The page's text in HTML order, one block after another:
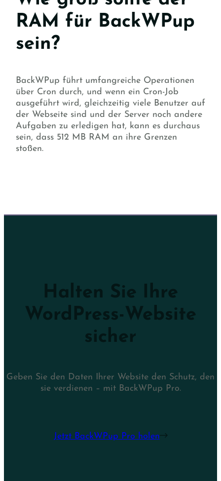
RAM für BackWPup
sein?
BackWPup führt umfangreiche Operationen
über Cron durch, und wenn ein Cron-Job
ausgeführt wird, gleichzeitig viele Benutzer auf
der Webseite sind und der Server noch andere
Aufgaben zu erledigen hat, kann es durchaus
sein, dass 512 MB RAM an ihre Grenzen
stoßen.
Halten Sie Ihre
WordPress-Website
sicher
Geben Sie den Daten Ihrer Website den Schutz, den
sie verdienen – mit BackWPup Pro.
Jetzt BackWPup Pro holen